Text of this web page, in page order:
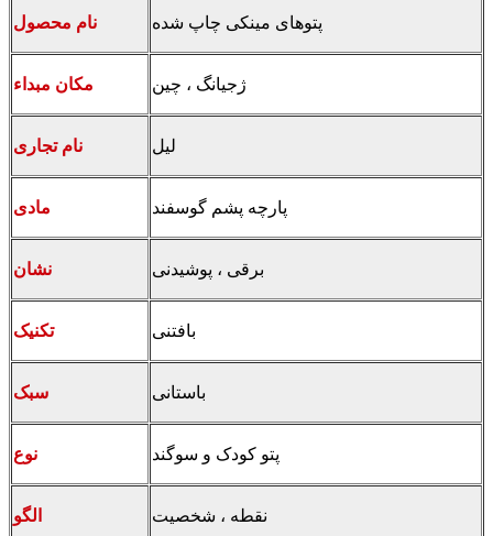
نام محصول پتوهای مینکی چاپ شده
مکان مبداء ژجیانگ ، چین
نام تجاری لیل
مادی پارچه پشم گوسفند
نشان برقی ، پوشیدنی
تکنیک بافتنی
سبک باستانی
نوع پتو کودک و سوگند
الگو نقطه ، شخصیت